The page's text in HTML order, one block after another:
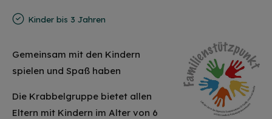
Kinder bis 3 Jahren
Gemeinsam mit den Kindern
spielen und Spaß haben
Die Krabbelgruppe bietet allen
Eltern mit Kindern im Alter von 6